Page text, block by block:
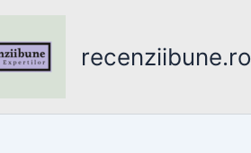
recenziibune.ro